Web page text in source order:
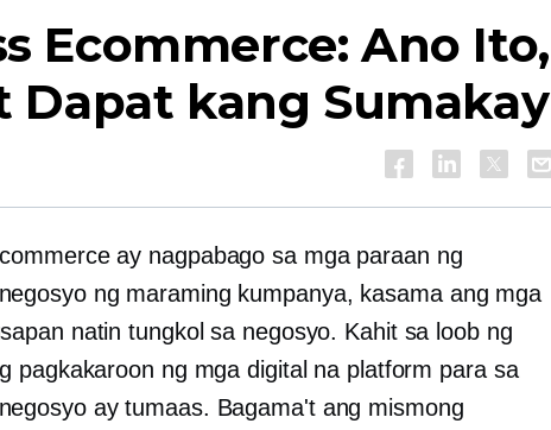
Ecommerce: Ano Ito,
Dapat kang Sumakay
ay nagpabago sa mga paraan ng
ng maraming kumpanya, kasama ang mga
natin tungkol sa negosyo. Kahit sa loob ng
pagkakaroon ng mga digital na platform para sa
ay tumaas. Bagama't ang mismong